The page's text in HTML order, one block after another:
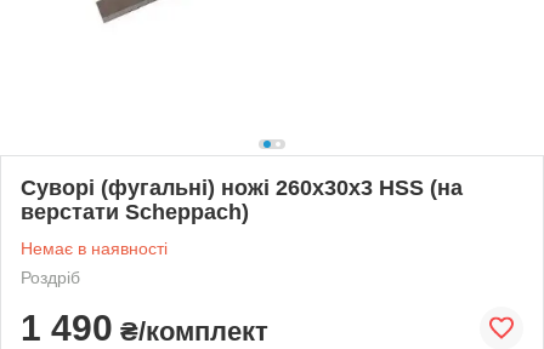
Суворі (фугальні) ножі 260x30x3 HSS (на
верстати Scheppach)
Немає в наявності
Роздріб
1 490 ₴/комплект